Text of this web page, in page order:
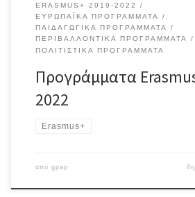
ERASMUS+ 2019-2022
ΕΥΡΩΠΑΪΚΆ ΠΡΟΓΡΆΜΜΑΤΑ
ΠΑΙΔΑΓΩΓΙΚΆ ΠΡΟΓΡΆΜΜΑΤΑ
ΠΕΡΙΒΑΛΛΟΝΤΙΚΆ ΠΡΟΓΡΆΜΜΑΤΑ
ΠΟΛΙΤΙΣΤΙΚΆ ΠΡΟΓΡΆΜΜΑΤΑ
Προγράμματα
2022
Erasmus+
από gpap